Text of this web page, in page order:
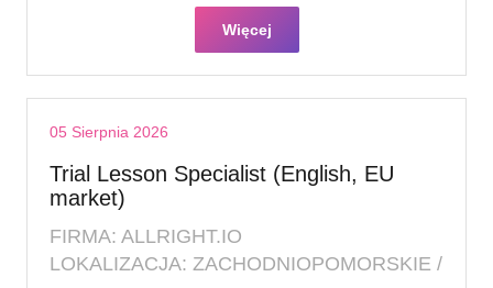
Więcej
05 Sierpnia 2026
Trial Lesson Specialist (English, EU
market)
FIRMA: ALLRIGHT.IO
LOKALIZACJA: ZACHODNIOPOMORSKIE /